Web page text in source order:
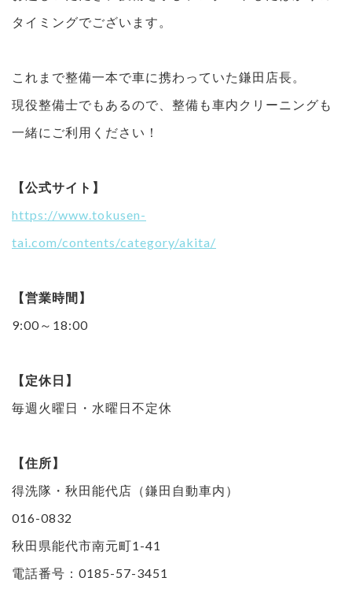
タイミングでございます。
これまで整備一本で車に携わっていた鎌田店長。
現役整備士でもあるので、整備も車内クリーニングも
一緒にご利用ください！
【公式サイト】
https://www.tokusen-
tai.com/contents/category/akita/
【営業時間】
9:00～18:00
【定休日】
毎週火曜日・水曜日不定休
【住所】
得洗隊・秋田能代店（鎌田自動車内）
016-0832
秋田県能代市南元町1-41
電話番号：0185-57-3451